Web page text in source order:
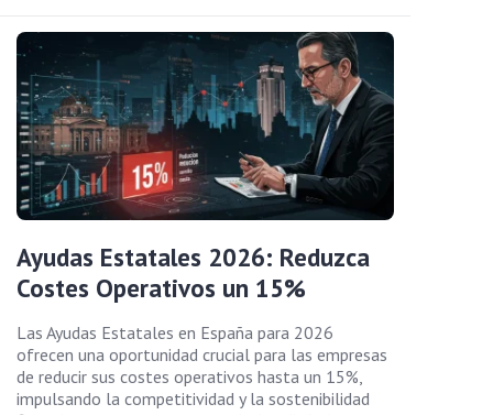
Ayudas Estatales 2026: Reduzca
Costes Operativos un 15%
Las Ayudas Estatales en España para 2026
ofrecen una oportunidad crucial para las empresas
de reducir sus costes operativos hasta un 15%,
impulsando la competitividad y la sostenibilidad